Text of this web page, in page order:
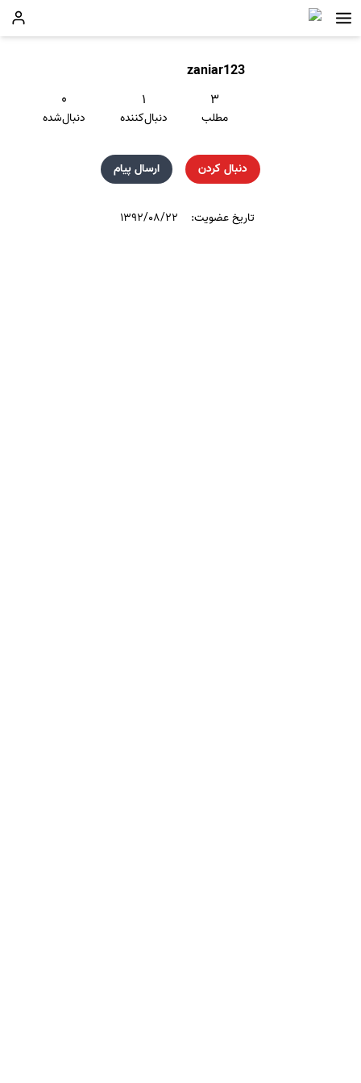
zaniar123
۳
مطلب
۱
دنبال‌کننده
۰
دنبال‌شده
دنبال کردن ارسال پیام
تاریخ عضویت: ۱۳۹۲/۰۸/۲۲